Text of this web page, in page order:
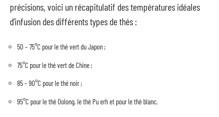
précisions, voici un récapitulatif des températures idéales
d’infusion des différents types de thés :
50 – 75°C pour le thé vert du Japon ;
75°C pour le thé vert de Chine ;
85 – 90°C pour le thé noir ;
95°C pour le thé Oolong, le thé Pu erh et pour le thé blanc.